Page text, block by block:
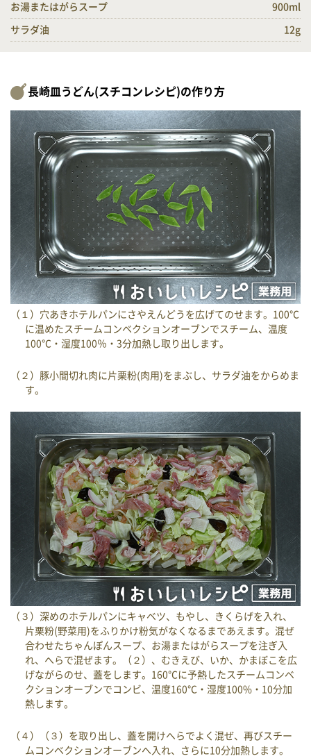
お湯またはがらスープ 900ml
サラダ油 12g
長崎皿うどん(スチコンレシピ)の作り方
（１）穴あきホテルパンにさやえんどうを広げてのせます。100℃
に温めたスチームコンベクションオーブンでスチーム、温度
100℃・湿度100％・3分加熱し取り出します。
（２）豚小間切れ肉に片栗粉(肉用)をまぶし、サラダ油をからめま
す。
（３）深めのホテルパンにキャベツ、もやし、きくらげを入れ、
片栗粉(野菜用)をふりかけ粉気がなくなるまであえます。混ぜ
合わせたちゃんぽんスープ、お湯またはがらスープを注ぎ入
れ、へらで混ぜます。（２）、むきえび、いか、かまぼこを広
げながらのせ、蓋をします。160℃に予熱したスチームコンベ
クションオーブンでコンビ、温度160℃・湿度100%・10分加
熱します。
（４）（３）を取り出し、蓋を開けへらでよく混ぜ、再びスチー
ムコンベクションオーブンへ入れ、さらに10分加熱します。